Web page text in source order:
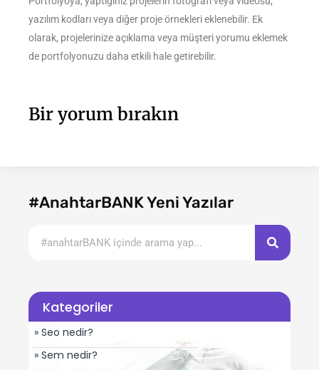
yazılım kodları veya diğer proje örnekleri eklenebilir. Ek
olarak, projelerinize açıklama veya müşteri yorumu eklemek
de portfolyonuzu daha etkili hale getirebilir.
Bir yorum bırakın
#AnahtarBANK Yeni Yazılar
Kategoriler
» Seo nedir?
» Sem nedir?